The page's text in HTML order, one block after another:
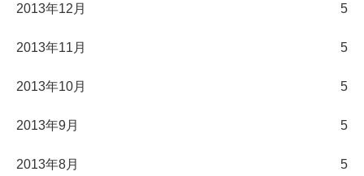
2013年12月 5
2013年11月 5
2013年10月 5
2013年9月 5
2013年8月 5